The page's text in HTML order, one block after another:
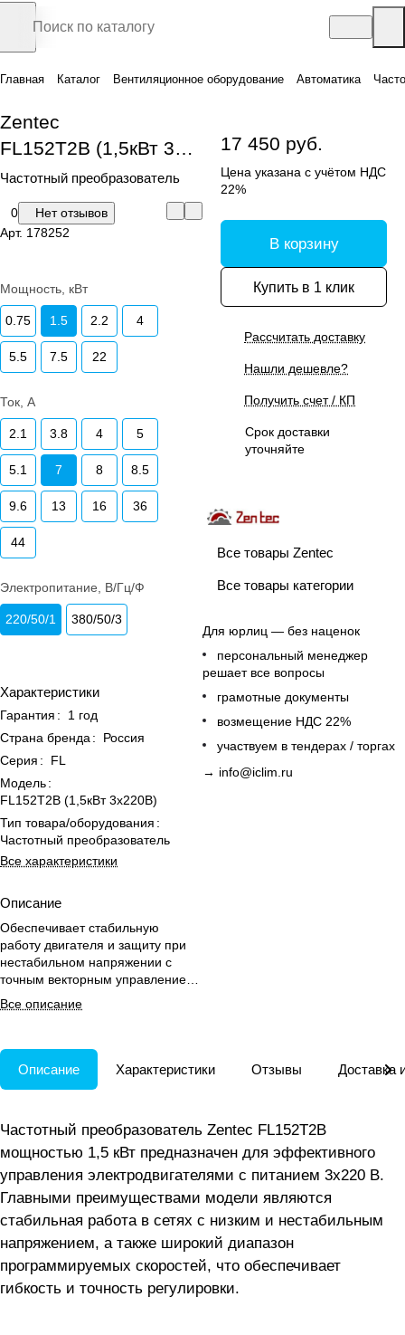
Главная Каталог Вентиляционное оборудование Автоматика
Zentec
FL152T2B (1,5кВт 3х220В)
Частотный преобразователь
0
Нет отзывов
Арт. 178252
Мощность, кВт
0.75 1.5 2.2 4
5.5 7.5 22
Ток, А
2.1 3.8 4 5
5.1 7 8 8.5
9.6 13 16 36
44
Электропитание, В/Гц/Ф
220/50/1 380/50/3
Характеристики
Гарантия :
1 год
Страна бренда :
Россия
Серия :
FL
Модель:
FL152T2B (1,5кВт 3х220В)
Тип товара/оборудования :
Частотный преобразователь
Все характеристики
Описание
Обеспечивает стабильную
работу двигателя и защиту при
нестабильном напряжении с
точным векторным управлением
и многоскоростным режимом.
Все описание
17 450 руб.
Цена указана с учётом НДС
22%
В корзину
Купить в 1 клик
Рассчитать доставку
Нашли дешевле?
Получить счет / КП
Срок доставки
уточняйте
Все товары Zentec
Все товары категории
Для юрлиц — без наценок
персональный менеджер
решает все вопросы
грамотные документы
возмещение НДС 22%
участвуем в тендерах / торгах
→ info@iclim.ru
Описание Характеристики Отзывы Доставка
Частотный преобразователь Zentec FL152T2B
мощностью 1,5 кВт предназначен для эффективного
управления электродвигателями с питанием 3х220 В.
Главными преимуществами модели являются
стабильная работа в сетях с низким и нестабильным
напряжением, а также широкий диапазон
программируемых скоростей, что обеспечивает
гибкость и точность регулировки.